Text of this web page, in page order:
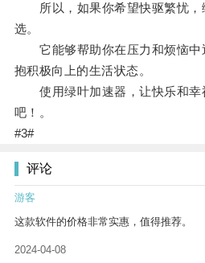
所以，如果你希望快驱繁忧，
选。
它能够帮助你在压力和烦恼中
抱积极向上的生活状态。
使用绿叶加速器，让快乐和幸
吧！。
#3#
评论
游客
这款软件的价格非常实惠，值得推荐。
2024-04-08